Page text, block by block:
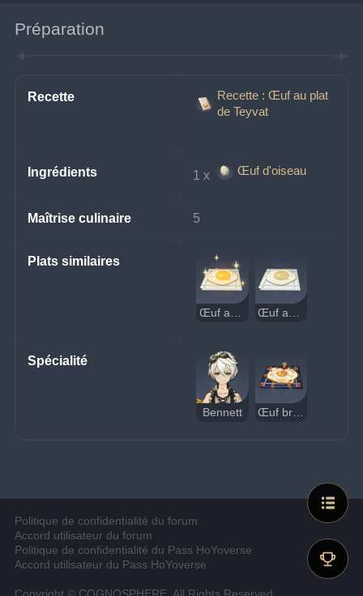
Préparation
Recette
Recette : Œuf au plat
de Teyvat
Ingrédients 1 x Œuf d'oiseau
Maîtrise culinaire 5
Plats similaires
Spécialité
Bennett
Politique de confidentialité du forum
Accord utilisateur du forum
Politique de confidentialité du Pass HoYoverse
Accord utilisateur du Pass HoYoverse